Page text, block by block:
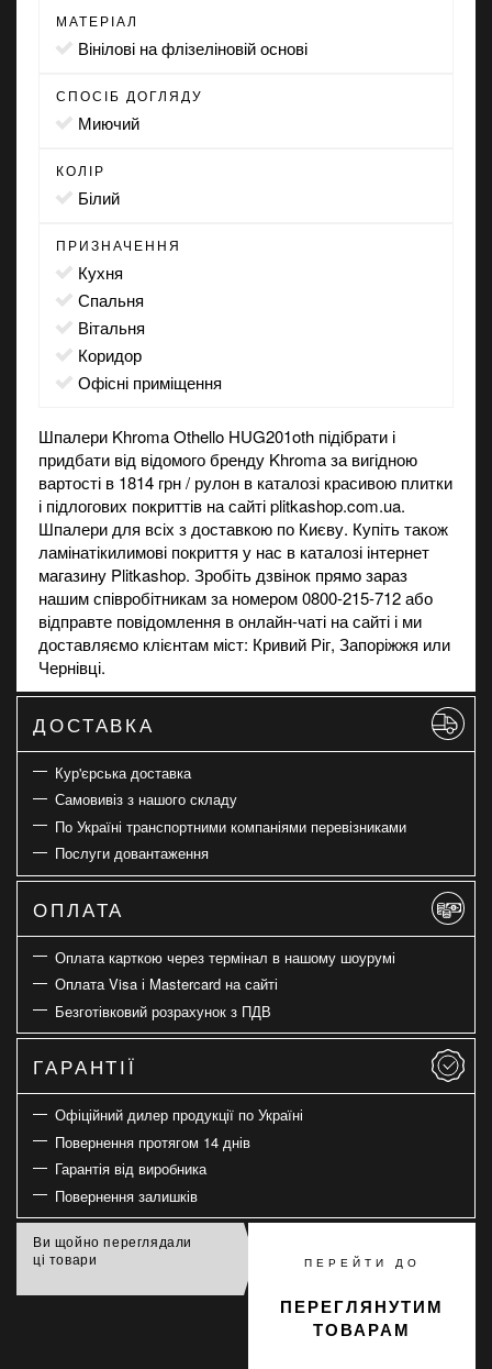
МАТЕРІАЛ
вінілові на флізеліновій основі
СПОСІБ ДОГЛЯДУ
миючий
КОЛІР
білий
ПРИЗНАЧЕННЯ
кухня
спальня
вітальня
коридор
офісні приміщення
Шпалери Khroma Othello HUG201oth підібрати і
придбати від відомого бренду Khroma за вигідною
вартості в 1814 грн / рулон в каталозі красивою плитки
і підлогових покриттів на сайті plitkashop.com.ua.
Шпалери для всіх з доставкою по Києву. Купіть також
ламінатікилимові покриття у нас в каталозі інтернет
магазину Plitkashop. Зробіть дзвінок прямо зараз
нашим співробітникам за номером 0800-215-712 або
відправте повідомлення в онлайн-чаті на сайті і ми
доставляємо клієнтам міст: Кривий Ріг, Запоріжжя или
Чернівці.
ДОСТАВКА
Кур'єрська доставка
Самовивіз з нашого складу
По Україні транспортними компаніями перевізниками
Послуги довантаження
ОПЛАТА
Оплата карткою через термінал в нашому шоурумі
Оплата Visa і Mastercard на сайті
Безготівковий розрахунок з ПДВ
ГАРАНТІЇ
Офіційний дилер продукції по Україні
Повернення протягом 14 днів
Гарантія від виробника
Повернення залишків
Ви щойно переглядали
ці товари
ПЕРЕЙТИ ДО
ПЕРЕГЛЯНУТИМ
ТОВАРАМ